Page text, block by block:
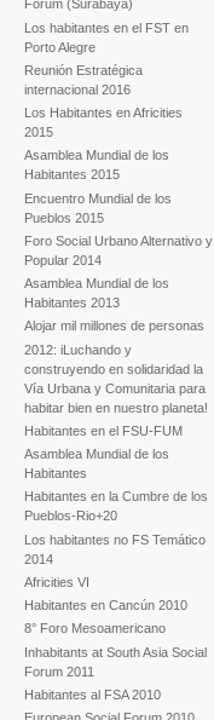
Forum (Surabaya)
Los habitantes en el FST en
Porto Alegre
Reunión Estratégica
internacional 2016
Los Habitantes en Africities
2015
Asamblea Mundial de los
Habitantes 2015
Encuentro Mundial de los
Pueblos 2015
Foro Social Urbano Alternativo y
Popular 2014
Asamblea Mundial de los
Habitantes 2013
Alojar mil millones de personas
2012: iLuchando y
construyendo en solidaridad la
Vía Urbana y Comunitaria para
habitar bien en nuestro planeta!
Habitantes en el FSU-FUM
Asamblea Mundial de los
Habitantes
Habitantes en la Cumbre de los
Pueblos-Rio+20
Los habitantes no FS Temático
2014
Africities VI
Habitantes en Cancún 2010
8° Foro Mesoamericano
Inhabitants at South Asia Social
Forum 2011
Habitantes al FSA 2010